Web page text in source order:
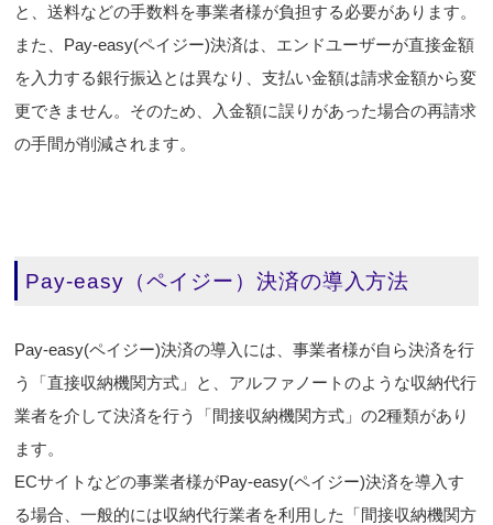
と、送料などの手数料を事業者様が負担する必要があります。
また、Pay-easy(ペイジー)決済は、エンドユーザーが直接金額
を入力する銀行振込とは異なり、支払い金額は請求金額から変
更できません。そのため、入金額に誤りがあった場合の再請求
の手間が削減されます。
Pay-easy（ペイジー）決済の導入方法
Pay-easy(ペイジー)決済の導入には、事業者様が自ら決済を行
う「直接収納機関方式」と、アルファノートのような収納代行
業者を介して決済を行う「間接収納機関方式」の2種類があり
ます。
ECサイトなどの事業者様がPay-easy(ペイジー)決済を導入す
る場合、一般的には収納代行業者を利用した「間接収納機関方